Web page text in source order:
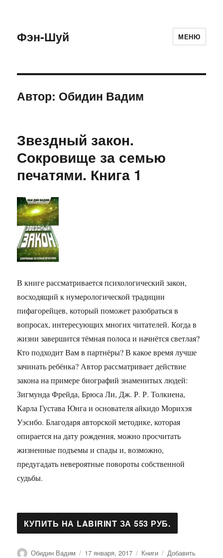
Фэн-Шуй МЕНЮ
Автор: Обидин Вадим
Звездный закон.
Сокровище за семью
печатями. Книга 1
В книге рассматривается психологический закон,
восходящий к нумерологической традиции
пифагорейцев, который поможет разобраться в
вопросах, интересующих многих читателей. Когда в
жизни завершится тёмная полоса и начнётся светлая?
Кто подходит Вам в партнёры? В какое время лучше
зачинать ребёнка? Автор рассматривает действие
закона на примере биографий знаменитых людей:
Зигмунда Фрейда, Брюса Ли, Дж. Р. Р. Толкиена,
Карла Густава Юнга и основателя айкидо Морихэя
Уэсибо. Благодаря авторской методике, которая
опирается на дату рождения, можно просчитать
жизненные подъемы и спады и, возможно,
предугадать невероятные повороты собственной
судьбы.
Автор
Обидин Вадим Опубликовано
17 января, 2017 Рубрики
Книги
Добавить